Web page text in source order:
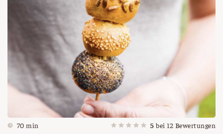
70 min 5 bei12 Bewertungen